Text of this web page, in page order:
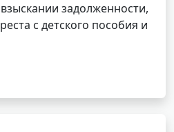
задолженности,
с детского пособия и